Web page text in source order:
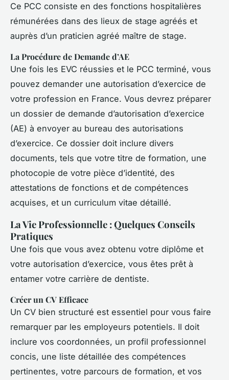
Ce PCC consiste en des fonctions hospitalières
rémunérées dans des lieux de stage agréés et
auprès d’un praticien agréé maître de stage.
La Procédure de Demande d’AE
Une fois les EVC réussies et le PCC terminé, vous
pouvez demander une autorisation d’exercice de
votre profession en France. Vous devrez préparer
un dossier de demande d’autorisation d’exercice
(AE) à envoyer au bureau des autorisations
d’exercice. Ce dossier doit inclure divers
documents, tels que votre titre de formation, une
photocopie de votre pièce d’identité, des
attestations de fonctions et de compétences
acquises, et un curriculum vitae détaillé.
La Vie Professionnelle : Quelques Conseils
Pratiques
Une fois que vous avez obtenu votre diplôme et
votre autorisation d’exercice, vous êtes prêt à
entamer votre carrière de dentiste.
Créer un CV Efficace
Un CV bien structuré est essentiel pour vous faire
remarquer par les employeurs potentiels. Il doit
inclure vos coordonnées, un profil professionnel
concis, une liste détaillée des compétences
pertinentes, votre parcours de formation, et vos